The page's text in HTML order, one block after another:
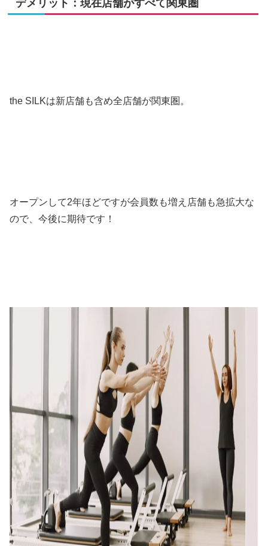
デメリット：現在店舗がすべて関東圏
the SILKは新店舗も含め全店舗が関東圏。
オープンして2年ほどですが会員数も増え店舗も急拡大な
ので、今後に期待です！